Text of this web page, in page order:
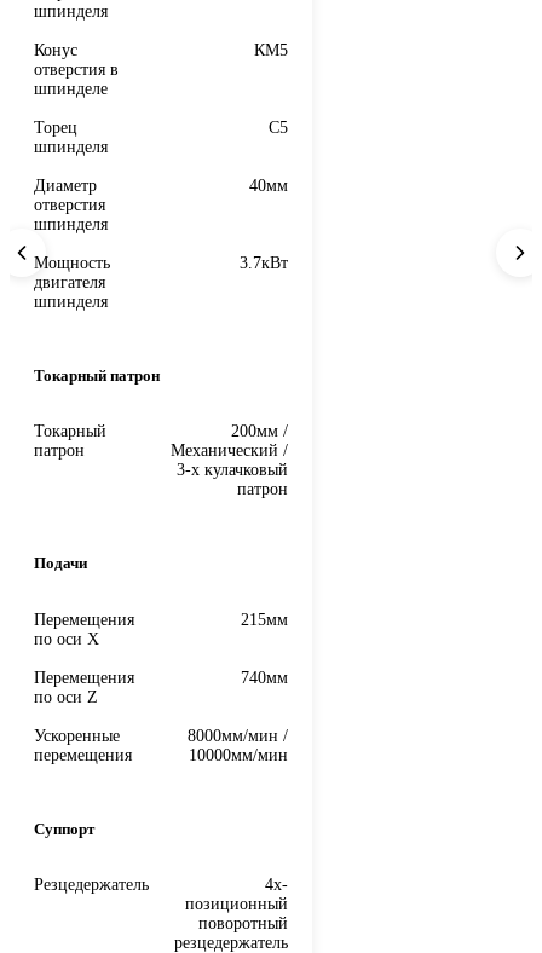
шпинделя
Конус
отверстия в
шпинделе
КМ5
Торец
шпинделя
C5
Диаметр
отверстия
шпинделя
40мм
Мощность
двигателя
шпинделя
3.7кВт
Токарный патрон
Токарный
патрон
200мм /
Механический /
3-х кулачковый
патрон
Подачи
Перемещения
по оси X
215мм
Перемещения
по оси Z
740мм
Ускоренные
перемещения
8000мм/мин /
10000мм/мин
Суппорт
Резцедержатель
4х-
позиционный
поворотный
резцедержатель